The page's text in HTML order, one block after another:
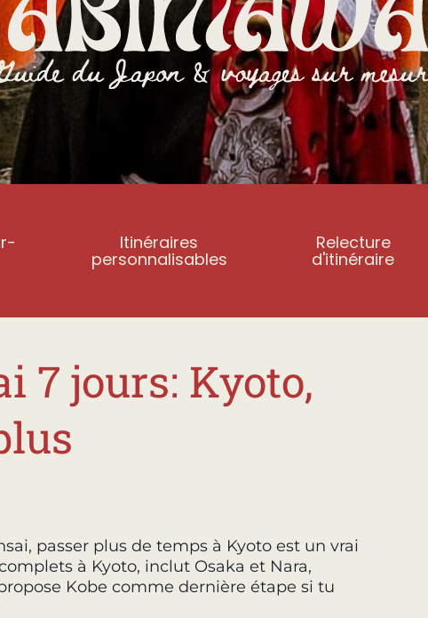
Itinéraires
personnalisables
Relecture
d'itinéraire
7 jours: Kyoto,
passer plus de temps à Kyoto est un vrai
à Kyoto, inclut Osaka et Nara,
Kobe comme dernière étape si tu